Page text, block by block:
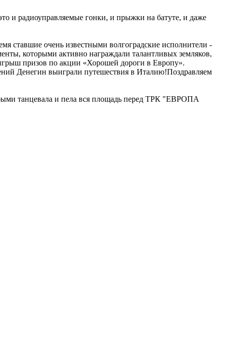
и радиоуправляемые гонки, и прыжки на батуте, и даже
ставшие очень известными волгоградские исполнители -
которыми активно награждали талантливых земляков,
призов по акции «Хорошей дороги в Европу».
Денегин выиграли путешествия в Италию!Поздравляем
танцевала и пела вся площадь перед ТРК "ЕВРОПА